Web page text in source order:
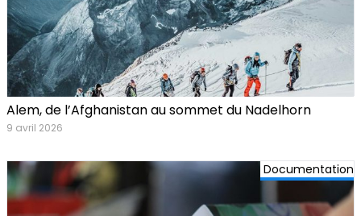
Alem, de l’Afghanistan au sommet du Nadelhorn
9 avril 2026
Documentation